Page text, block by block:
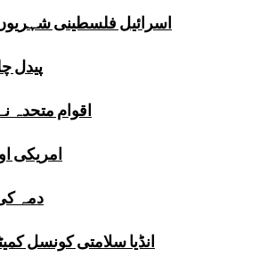
اسرائیل فلسطینی شہریوں
پیدل
اقوام متحدہ
امریکی
دمہ
انڈیا سلامتی کونسل